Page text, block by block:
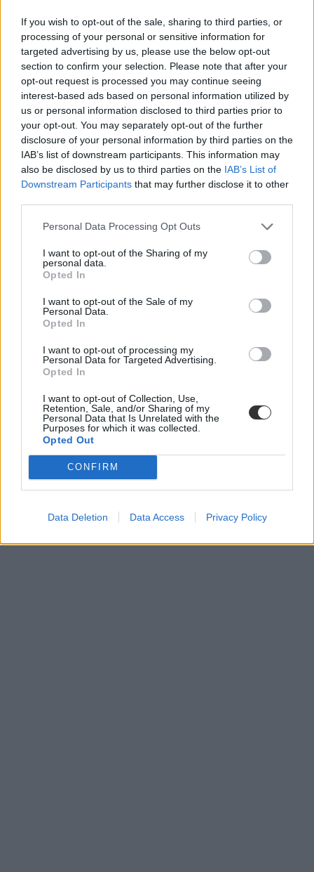
If you wish to opt-out of the sale, sharing to third parties, or
processing of your personal or sensitive information for
targeted advertising by us, please use the below opt-out
section to confirm your selection. Please note that after your
opt-out request is processed you may continue seeing
interest-based ads based on personal information utilized by
us or personal information disclosed to third parties prior to
your opt-out. You may separately opt-out of the further
disclosure of your personal information by third parties on the
IAB’s list of downstream participants. This information may
also be disclosed by us to third parties on the IAB’s List of
Downstream Participants that may further disclose it to other
Personal Data Processing Opt Outs
I want to opt-out of the Sharing of my
personal data.
Opted In
I want to opt-out of the Sale of my
Personal Data.
Opted In
I want to opt-out of processing my
Personal Data for Targeted Advertising.
Opted In
I want to opt-out of Collection, Use,
Retention, Sale, and/or Sharing of my
Personal Data that Is Unrelated with the
Purposes for which it was collected.
Opted Out
CONFIRM
Data Deletion Data Access Privacy Policy
Nagy-Britannia
koncert
Melanie Martinez